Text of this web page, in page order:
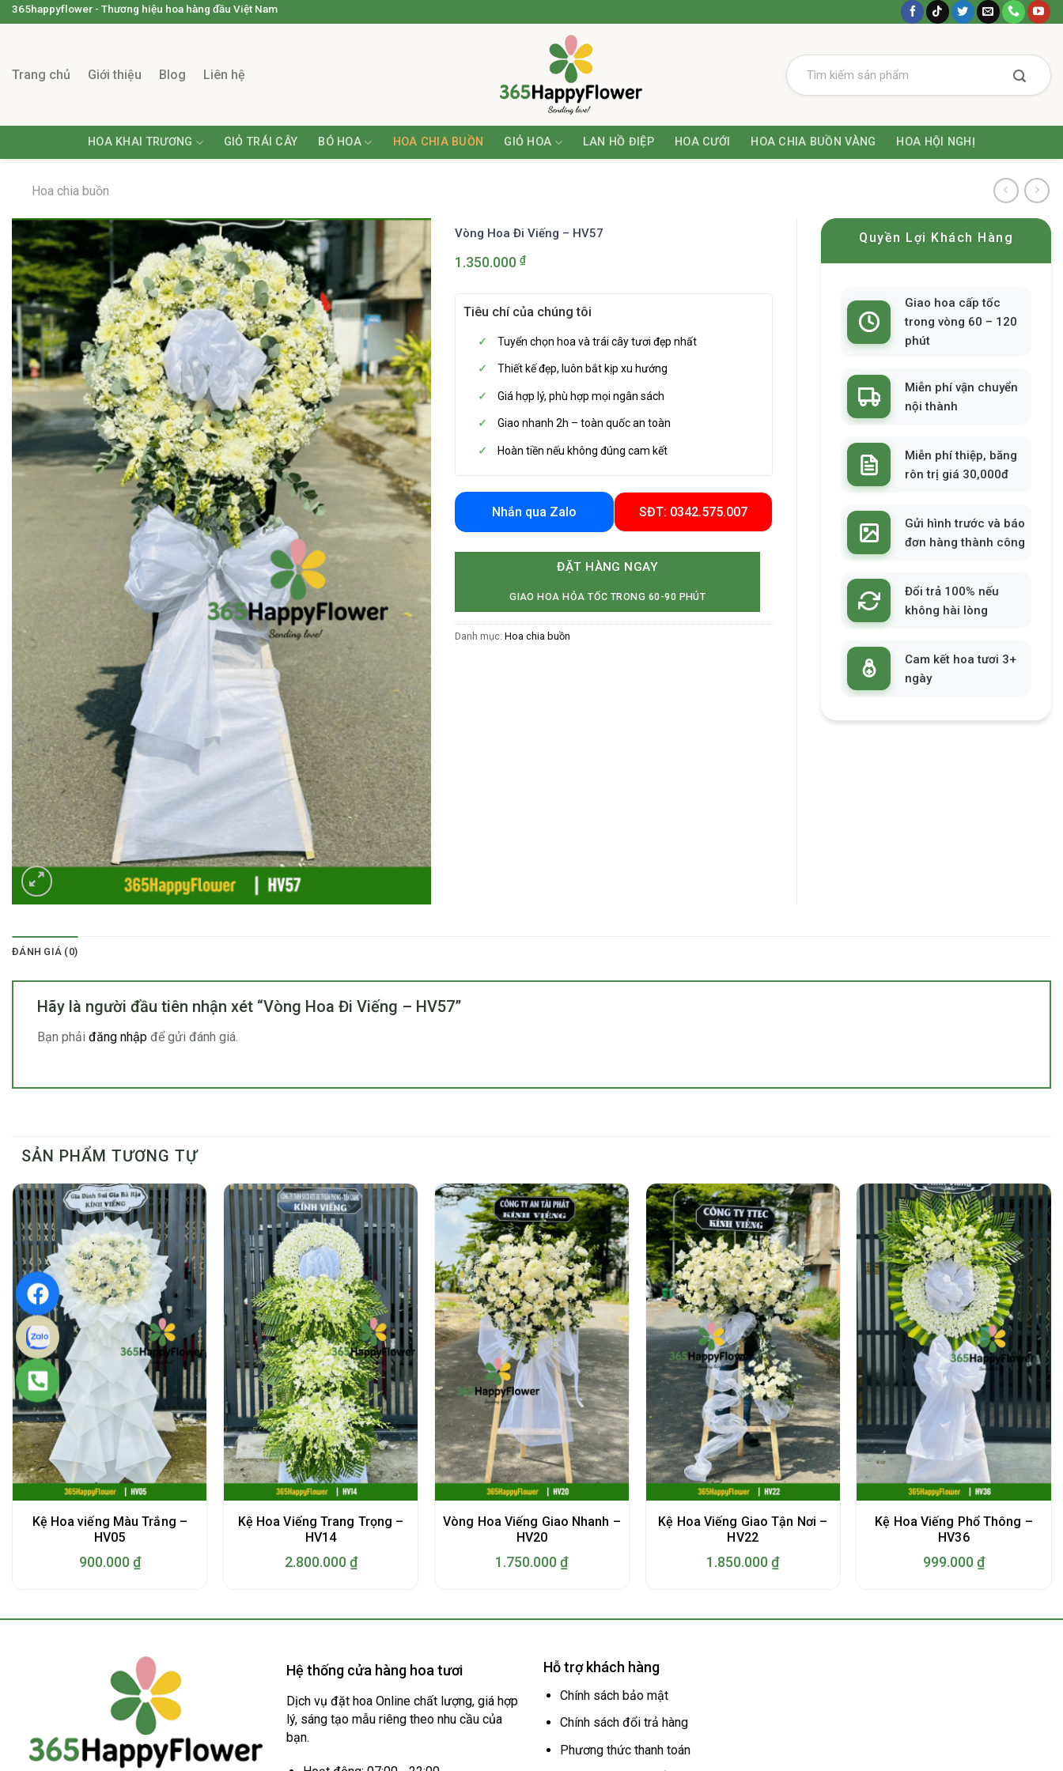
365happyflower - Thương hiệu hoa hàng đầu Việt Nam
Trang chủ Giới thiệu Blog Liên hệ
HOA KHAI TRƯƠNG GIỎ TRÁI CÂY BÓ HOA HOA CHIA BUỒN GIỎ HOA LAN HỒ ĐIỆP HOA CƯỚI HOA CHIA BUỒN VÀNG HOA HỘI NGHỊ
Hoa chia buồn
Vòng Hoa Đi Viếng – HV57
1.350.000 ₫
Tiêu chí của chúng tôi
Tuyển chọn hoa và trái cây tươi đẹp nhất
Thiết kế đẹp, luôn bắt kịp xu hướng
Giá hợp lý, phù hợp mọi ngân sách
Giao nhanh 2h – toàn quốc an toàn
Hoàn tiền nếu không đúng cam kết
Nhắn qua Zalo SĐT: 0342.575.007
ĐẶT HÀNG NGAY
GIAO HOA HỎA TỐC TRONG 60-90 PHÚT
Danh mục: Hoa chia buồn
Quyền Lợi Khách Hàng
Giao hoa cấp tốc
trong vòng 60 – 120
phút
Miễn phí vận chuyển
nội thành
Miễn phí thiệp, băng
rôn trị giá 30,000đ
Gửi hình trước và báo
đơn hàng thành công
Đổi trả 100% nếu
không hài lòng
Cam kết hoa tươi 3+
ngày
ĐÁNH GIÁ (0)
Hãy là người đầu tiên nhận xét “Vòng Hoa Đi Viếng – HV57”
Bạn phải đăng nhập để gửi đánh giá.
SẢN PHẨM TƯƠNG TỰ
Kệ Hoa viếng Màu Trắng –
HV05
900.000 ₫
Kệ Hoa Viếng Trang Trọng –
HV14
2.800.000 ₫
Vòng Hoa Viếng Giao Nhanh –
HV20
1.750.000 ₫
Kệ Hoa Viếng Giao Tận Nơi –
HV22
1.850.000 ₫
Kệ Hoa Viếng Phổ Thông –
HV36
999.000 ₫
Hệ thống cửa hàng hoa tươi
Dịch vụ đặt hoa Online chất lượng, giá hợp
lý, sáng tạo mẫu riêng theo nhu cầu của
bạn.
Hỗ trợ khách hàng
Chính sách bảo mật
Chính sách đổi trả hàng
Phương thức thanh toán